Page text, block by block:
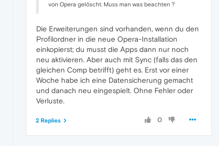
von Opera gelöscht. Muss man was beachten ?
Die Erweiterungen sind vorhanden, wenn du den
Profilordner in die neue Opera-Installation
einkopierst; du musst die Apps dann nur noch
neu aktivieren. Aber auch mit Sync (falls das den
gleichen Comp betrifft) geht es. Erst vor einer
Woche habe ich eine Datensicherung gemacht
und danach neu eingespielt. Ohne Fehler oder
Verluste.
0
2 Replies